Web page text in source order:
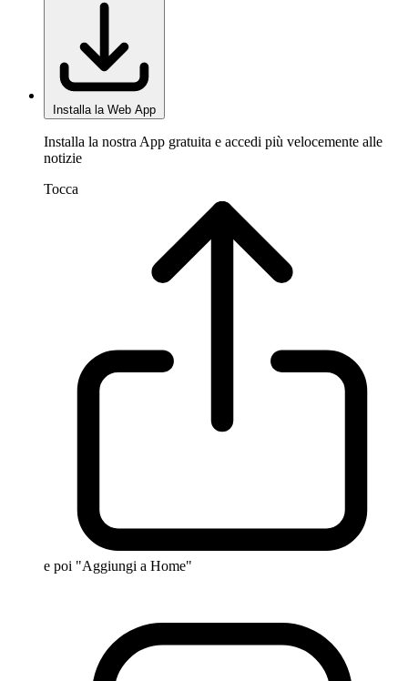
Installa la Web App
Installa la nostra App gratuita e accedi più velocemente alle
notizie
Tocca
e poi "Aggiungi a Home"